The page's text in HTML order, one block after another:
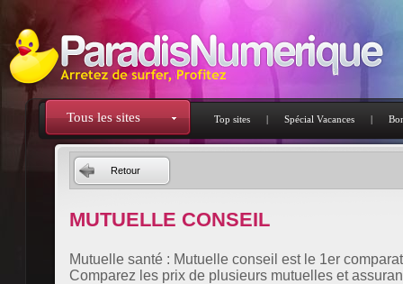
Tous les sites Top sites | Spécial Vacances |
Retour
MUTUELLE CONSEIL
Mutuelle santé : Mutuelle conseil est le 1er
Comparez les prix de plusieurs mutuelles et